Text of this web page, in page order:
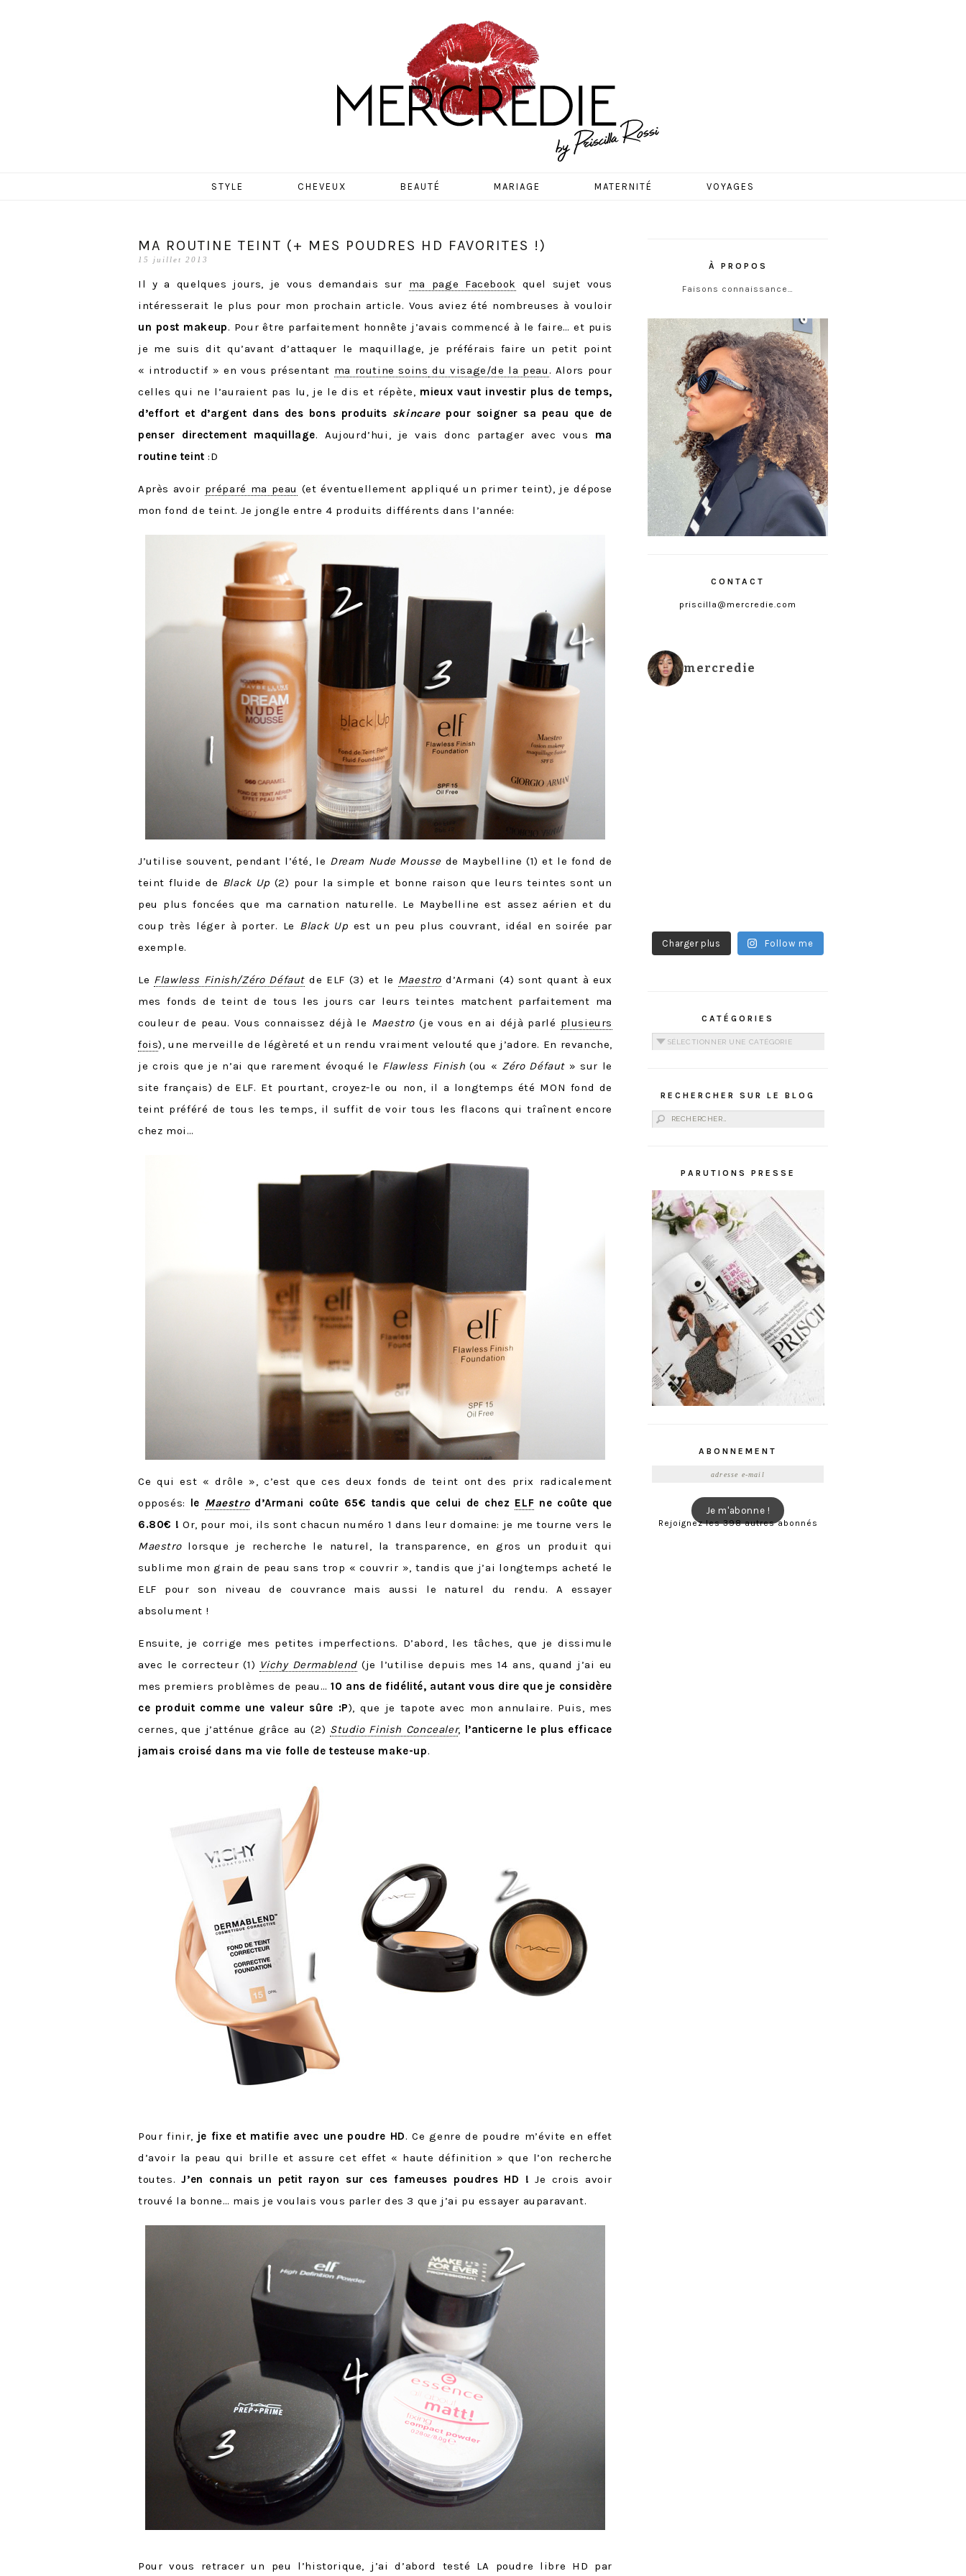
MERCREDIE
STYLE CHEVEUX BEAUTÉ MARIAGE MATERNITÉ VOYAGES
MA ROUTINE TEINT (+ MES POUDRES HD FAVORITES !)
15 juillet 2013
Il y a quelques jours, je vous demandais sur ma page Facebook quel sujet vous
intéresserait le plus pour mon prochain article. Vous aviez été nombreuses à vouloir
un post makeup. Pour être parfaitement honnête j’avais commencé à le faire… et puis
je me suis dit qu’avant d’attaquer le maquillage, je préférais faire un petit point
« introductif » en vous présentant ma routine soins du visage/de la peau . Alors pour
celles qui ne l’auraient pas lu, je le dis et répète, mieux vaut investir plus de temps,
d’effort et d’argent dans des bons produits skincarepour soigner sa peau que de
penser directement maquillage. Aujourd’hui, je vais donc partager avec vous ma
routine teint :D
Après avoir préparé ma peau (et éventuellement appliqué un primer teint), je dépose
mon fond de teint. Je jongle entre 4 produits différents dans l’année:
J’utilise souvent, pendant l’été, le Dream Nude Mousse de Maybelline (1) et le fond de
teint fluide de Black Up (2) pour la simple et bonne raison que leurs teintes sont un
peu plus foncées que ma carnation naturelle. Le Maybelline est assez aérien et du
coup très léger à porter. Le Black Up est un peu plus couvrant, idéal en soirée par
exemple.
Le Flawless Finish/Zéro Défaut de ELF (3) et le Maestro d’Armani (4) sont quant à eux
mes fonds de teint de tous les jours car leurs teintes matchent parfaitement ma
couleur de peau. Vous connaissez déjà le Maestro(je vous en ai déjà parlé plusieurs
fois), une merveille de légèreté et un rendu vraiment velouté que j’adore. En revanche,
je crois que je n’ai que rarement évoqué le Flawless Finish (ou « Zéro Défaut » sur le
site français) de ELF. Et pourtant, croyez-le ou non, il a longtemps été MON fond de
teint préféré de tous les temps, il suffit de voir tous les flacons qui traînent encore
chez moi…
Ce qui est « drôle », c’est que ces deux fonds de teint ont des prix radicalement
opposés: le Maestrod’Armani coûte 65€ tandis que celui de chez ELF ne coûte que
6.80€ ! Or, pour moi, ils sont chacun numéro 1 dans leur domaine: je me tourne vers le
Maestrolorsque je recherche le naturel, la transparence, en gros un produit qui
sublime mon grain de peau sans trop « couvrir », tandis que j’ai longtemps acheté le
ELF pour son niveau de couvrance mais aussi le naturel du rendu. A essayer
absolument !
Ensuite, je corrige mes petites imperfections. D’abord, les tâches, que je dissimule
avec le correcteur (1) Vichy Dermablend(je l’utilise depuis mes 14 ans, quand j’ai eu
mes premiers problèmes de peau…10 ans de fidélité, autant vous dire que je considère
ce produit comme une valeur sûre :P), que je tapote avec mon annulaire. Puis, mes
cernes, que j’atténue grâce au (2) Studio Finish Concealer, l’anticerne le plus efficace
jamais croisé dans ma vie folle de testeuse make-up.
Pour finir, je fixe et matifie avec une poudre HD. Ce genre de poudre m’évite en effet
d’avoir la peau qui brille et assure cet effet « haute définition » que l’on recherche
toutes.J’en connais un petit rayon sur ces fameuses poudres HD !Je crois avoir
trouvé la bonne… mais je voulais vous parler des 3 que j’ai pu essayer auparavant.
Pour vous retracer un peu l’historique, j’ai d’abord testé LA poudre libre HD par
À PROPOS
Faisons connaissance…
CONTACT
priscilla@mercredie.com
mercredie
Charger plus Follow me
CATÉGORIES
Catégories
RECHERCHER SUR LE BLOG
Rechercher :
PARUTIONS PRESSE
ABONNEMENT
Je m'abonne !
Rejoignez les 398 autres abonnés